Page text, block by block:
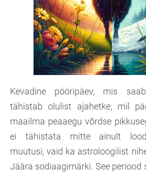
Kevadine pööripäev, mis
tähistab olulist ajahetke, mil
maailma peaaegu võrdse
ei tähistata mitte ainult
muutusi, vaid ka astroloogilist
Jäära sodiaagimärki. See periood